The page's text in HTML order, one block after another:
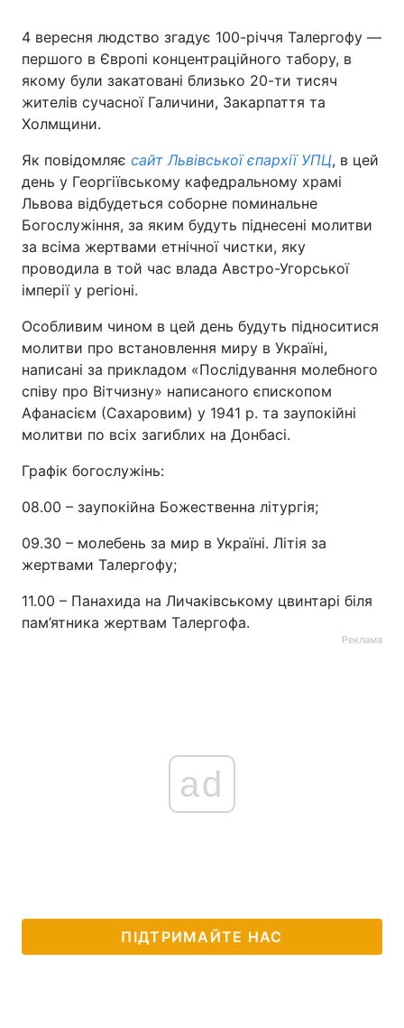
4 вересня людство згадує 100-річчя Талергофу —
першого в Європі концентраційного табору, в
якому були закатовані близько 20-ти тисяч
жителів сучасної Галичини, Закарпаття та
Холмщини.
Як повідомляє сайт Львівської єпархії УПЦ, в цей
день у Георгіївському кафедральному храмі
Львова відбудеться соборне поминальне
Богослужіння, за яким будуть піднесені молитви
за всіма жертвами етнічної чистки, яку
проводила в той час влада Австро-Угорської
імперії у регіоні.
Особливим чином в цей день будуть підноситися
молитви про встановлення миру в Україні,
написані за прикладом «Послідування молебного
співу про Вітчизну» написаного єпископом
Афанасієм (Сахаровим) у 1941 р. та заупокійні
молитви по всіх загиблих на Донбасі.
Графік богослужінь:
08.00 – заупокійна Божественна літургія;
09.30 – молебень за мир в Україні. Літія за
жертвами Талергофу;
11.00 – Панахида на Личаківському цвинтарі біля
пам’ятника жертвам Талергофа.
Реклама
ad
ПІДТРИМАЙТЕ НАС